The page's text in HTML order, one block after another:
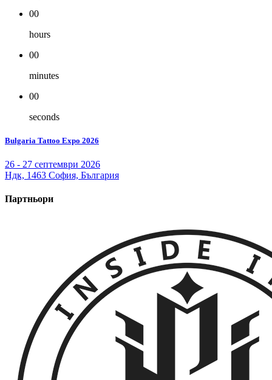
00
hours
00
minutes
00
seconds
Bulgaria Tattoo Expo 2026
26 - 27 септември 2026
Ндк, 1463 София, България
Партньори